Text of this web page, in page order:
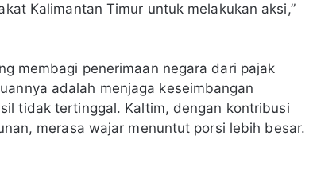
Kalimantan Timur untuk melakukan aksi,”
membagi penerimaan negara dari pajak
adalah menjaga keseimbangan
tidak tertinggal. Kaltim, dengan kontribusi
merasa wajar menuntut porsi lebih besar.